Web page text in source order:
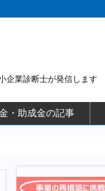
企業診断士が発信します
・助成金の記事